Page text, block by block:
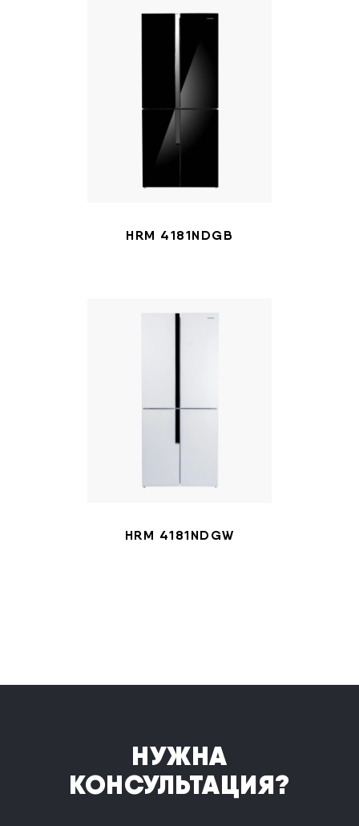
HRM 4181NDGB
HRM 4181NDGW
НУЖНА
КОНСУЛЬТАЦИЯ?